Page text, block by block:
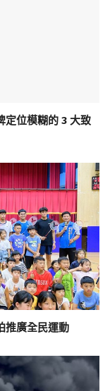
定位模糊的 3 大致
推廣全民運動